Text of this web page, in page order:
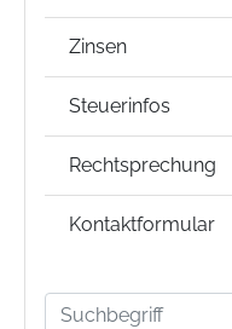
Zinsen
Steuerinfos
Rechtsprechung
Kontaktformular